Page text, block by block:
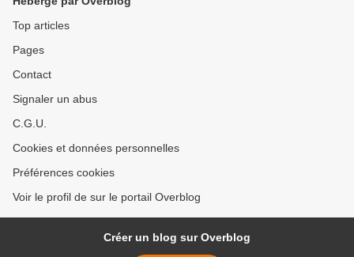
Top articles
Pages
Contact
Signaler un abus
C.G.U.
Cookies et données personnelles
Préférences cookies
Voir le profil de sur le portail Overblog
Créer un blog sur Overblog